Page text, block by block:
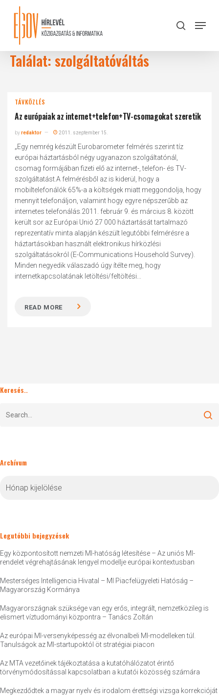
content
search
Menu
Találat: szolgáltatóváltás
TÁVKÖZLÉS
Az európaiak az internet+telefon+TV-csomagokat szeretik
byredaktor 2011. szeptember 15.
„Egy nemrég készült Eurobarometer felmérés szerint tíz
európai háztartásból négy ugyanazon szolgáltatónál,
csomag formájában fizeti elő az internet-, telefon- és TV-
szolgáltatást.A felmérésből az is kiderül, hogy a
mobiltelefonálók 65%-a a költségek miatt meggondolja, hogy
mennyit telefonáljon, valamint hogy egyre népszerűbb az
internetes telefonálás.2011. február 9. és március 8. között
került sor az Európai Unió 27 000 háztartását tartalmazó
reprezentatív minta alapján készült legutóbbi felmérésre a
háztartásokban használt elektronikus hírközlési
szolgáltatásokról (E-Communications Household Survey).
Minden negyedik válaszadó úgy ítélte meg, hogy
internetkapcsolatának letöltési/feltöltési...
READ MORE
Keresés..
Archívum
Legutóbbi bejegyzések
Egy központosított nemzeti MI-hatóság létesítése – Az uniós MI-
rendelet végrehajtásának lengyel modellje európai kontextusban
Mesterséges Intelligencia Hivatal – MI Piacfelügyeleti Hatóság –
Magyarország Kormánya
Magyarországnak szüksége van egy erős, integrált, nemzetközileg is
elismert víztudományi központra – Tanács Zoltán
Az európai MI-versenyképesség az élvonalbeli MI-modelleken túl.
Tanulságok az MI-startupoktól öt stratégiai piacon
Az MTA vezetőinek tájékoztatása a kutatóhálózatot érintő
törvénymódosítással kapcsolatban a kutatói közösség számára
Megkezdődtek a magyar nyelv és irodalom érettségi vizsga korrekcióját
Close